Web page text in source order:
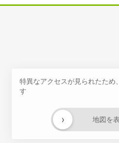
特異なアクセスが見られたため
す
地図を
›